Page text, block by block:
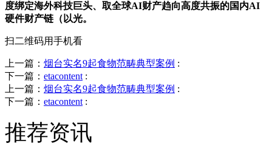
度绑定海外科技巨头、取全球AI财产趋向高度共振的国内AI
硬件财产链（以光。
扫二维码用手机看
上一篇： 烟台实名9起食物范畴典型案例 :
下一篇： etacontent :
上一篇： 烟台实名9起食物范畴典型案例 :
下一篇： etacontent :
推荐资讯